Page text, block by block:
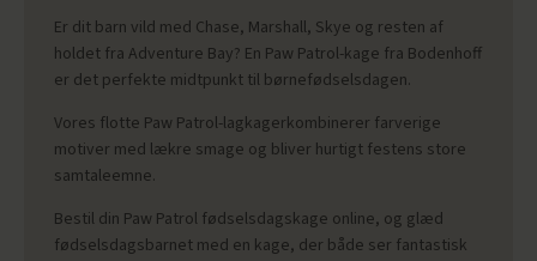
Er dit barn vild med Chase, Marshall, Skye og resten af
holdet fra Adventure Bay? En Paw Patrol-kage fra Bodenhoff
er det perfekte midtpunkt til børnefødselsdagen.
Vores flotte Paw Patrol-lagkagerkombinerer farverige
motiver med lækre smage og bliver hurtigt festens store
samtaleemne.
Bestil din Paw Patrol fødselsdagskage online, og glæd
fødselsdagsbarnet med en kage, der både ser fantastisk